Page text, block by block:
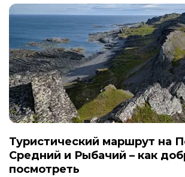
Туристический маршрут на
Средний и Рыбачий – как
посмотреть